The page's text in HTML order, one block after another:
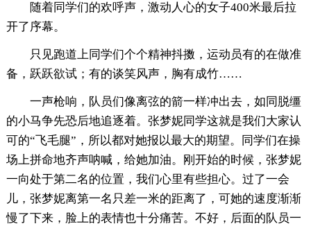
随着同学们的欢呼声，激动人心的女子400米最后拉
开了序幕。
只见跑道上同学们个个精神抖擞，运动员有的在做准
备，跃跃欲试；有的谈笑风声，胸有成竹……
一声枪响，队员们像离弦的箭一样冲出去，如同脱缰
的小马争先恐后地追逐着。张梦妮同学这就是我们大家认
可的“飞毛腿”，所以都对她报以最大的期望。同学们在操
场上拼命地齐声呐喊，给她加油。刚开始的时候，张梦妮
一向处于第二名的位置，我们心里有些担心。过了一会
儿，张梦妮离第一名只差一米的距离了，可她的速度渐渐
慢了下来，脸上的表情也十分痛苦。不好，后面的队员一